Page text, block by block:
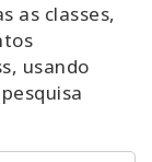
as classes,
usando